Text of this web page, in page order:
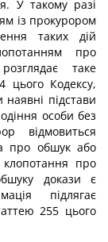
У такому разі
із прокурором
таких дій
про
таке
цього Кодексу,
підстави
особи без
відмовиться
про обшук або
клопотання про
докази є
підлягає
255 цього